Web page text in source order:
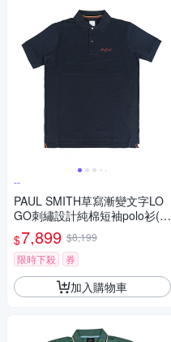
--
PAUL SMITH草寫漸變文字LO
GO刺繡設計純棉短袖polo衫(男
款/海軍藍)
$7,899 $8,199
限時下殺
券
加入購物車